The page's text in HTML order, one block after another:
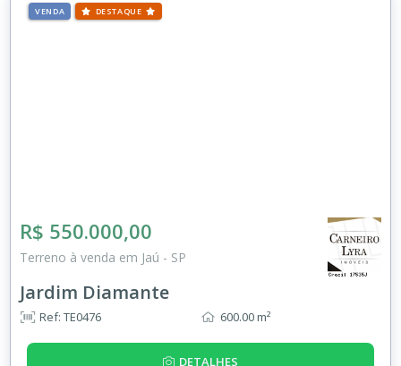
VENDA DESTAQUE
R$ 550.000,00
Terreno à venda em Jaú - SP
Jardim Diamante
Ref: TE0476 600.00 m²
DETALHES